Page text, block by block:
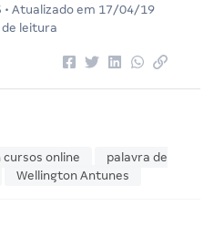
• Atualizado em 17/04/19
de leitura
cursos online
palavra de
Wellington Antunes